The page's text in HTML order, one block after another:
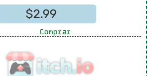
$2.99
Comprar